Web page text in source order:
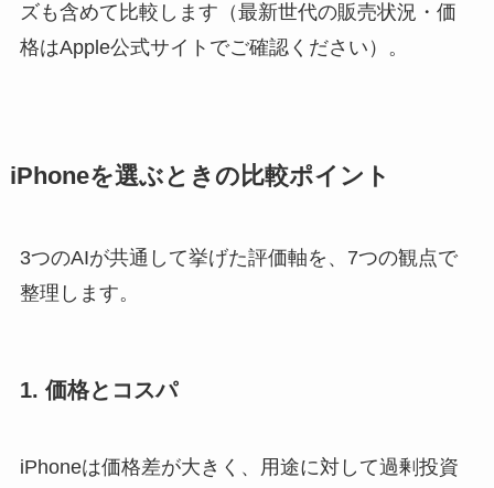
ズも含めて比較します（最新世代の販売状況・価
格はApple公式サイトでご確認ください）。
iPhoneを選ぶときの比較ポイント
3つのAIが共通して挙げた評価軸を、7つの観点で
整理します。
1. 価格とコスパ
iPhoneは価格差が大きく、用途に対して過剰投資